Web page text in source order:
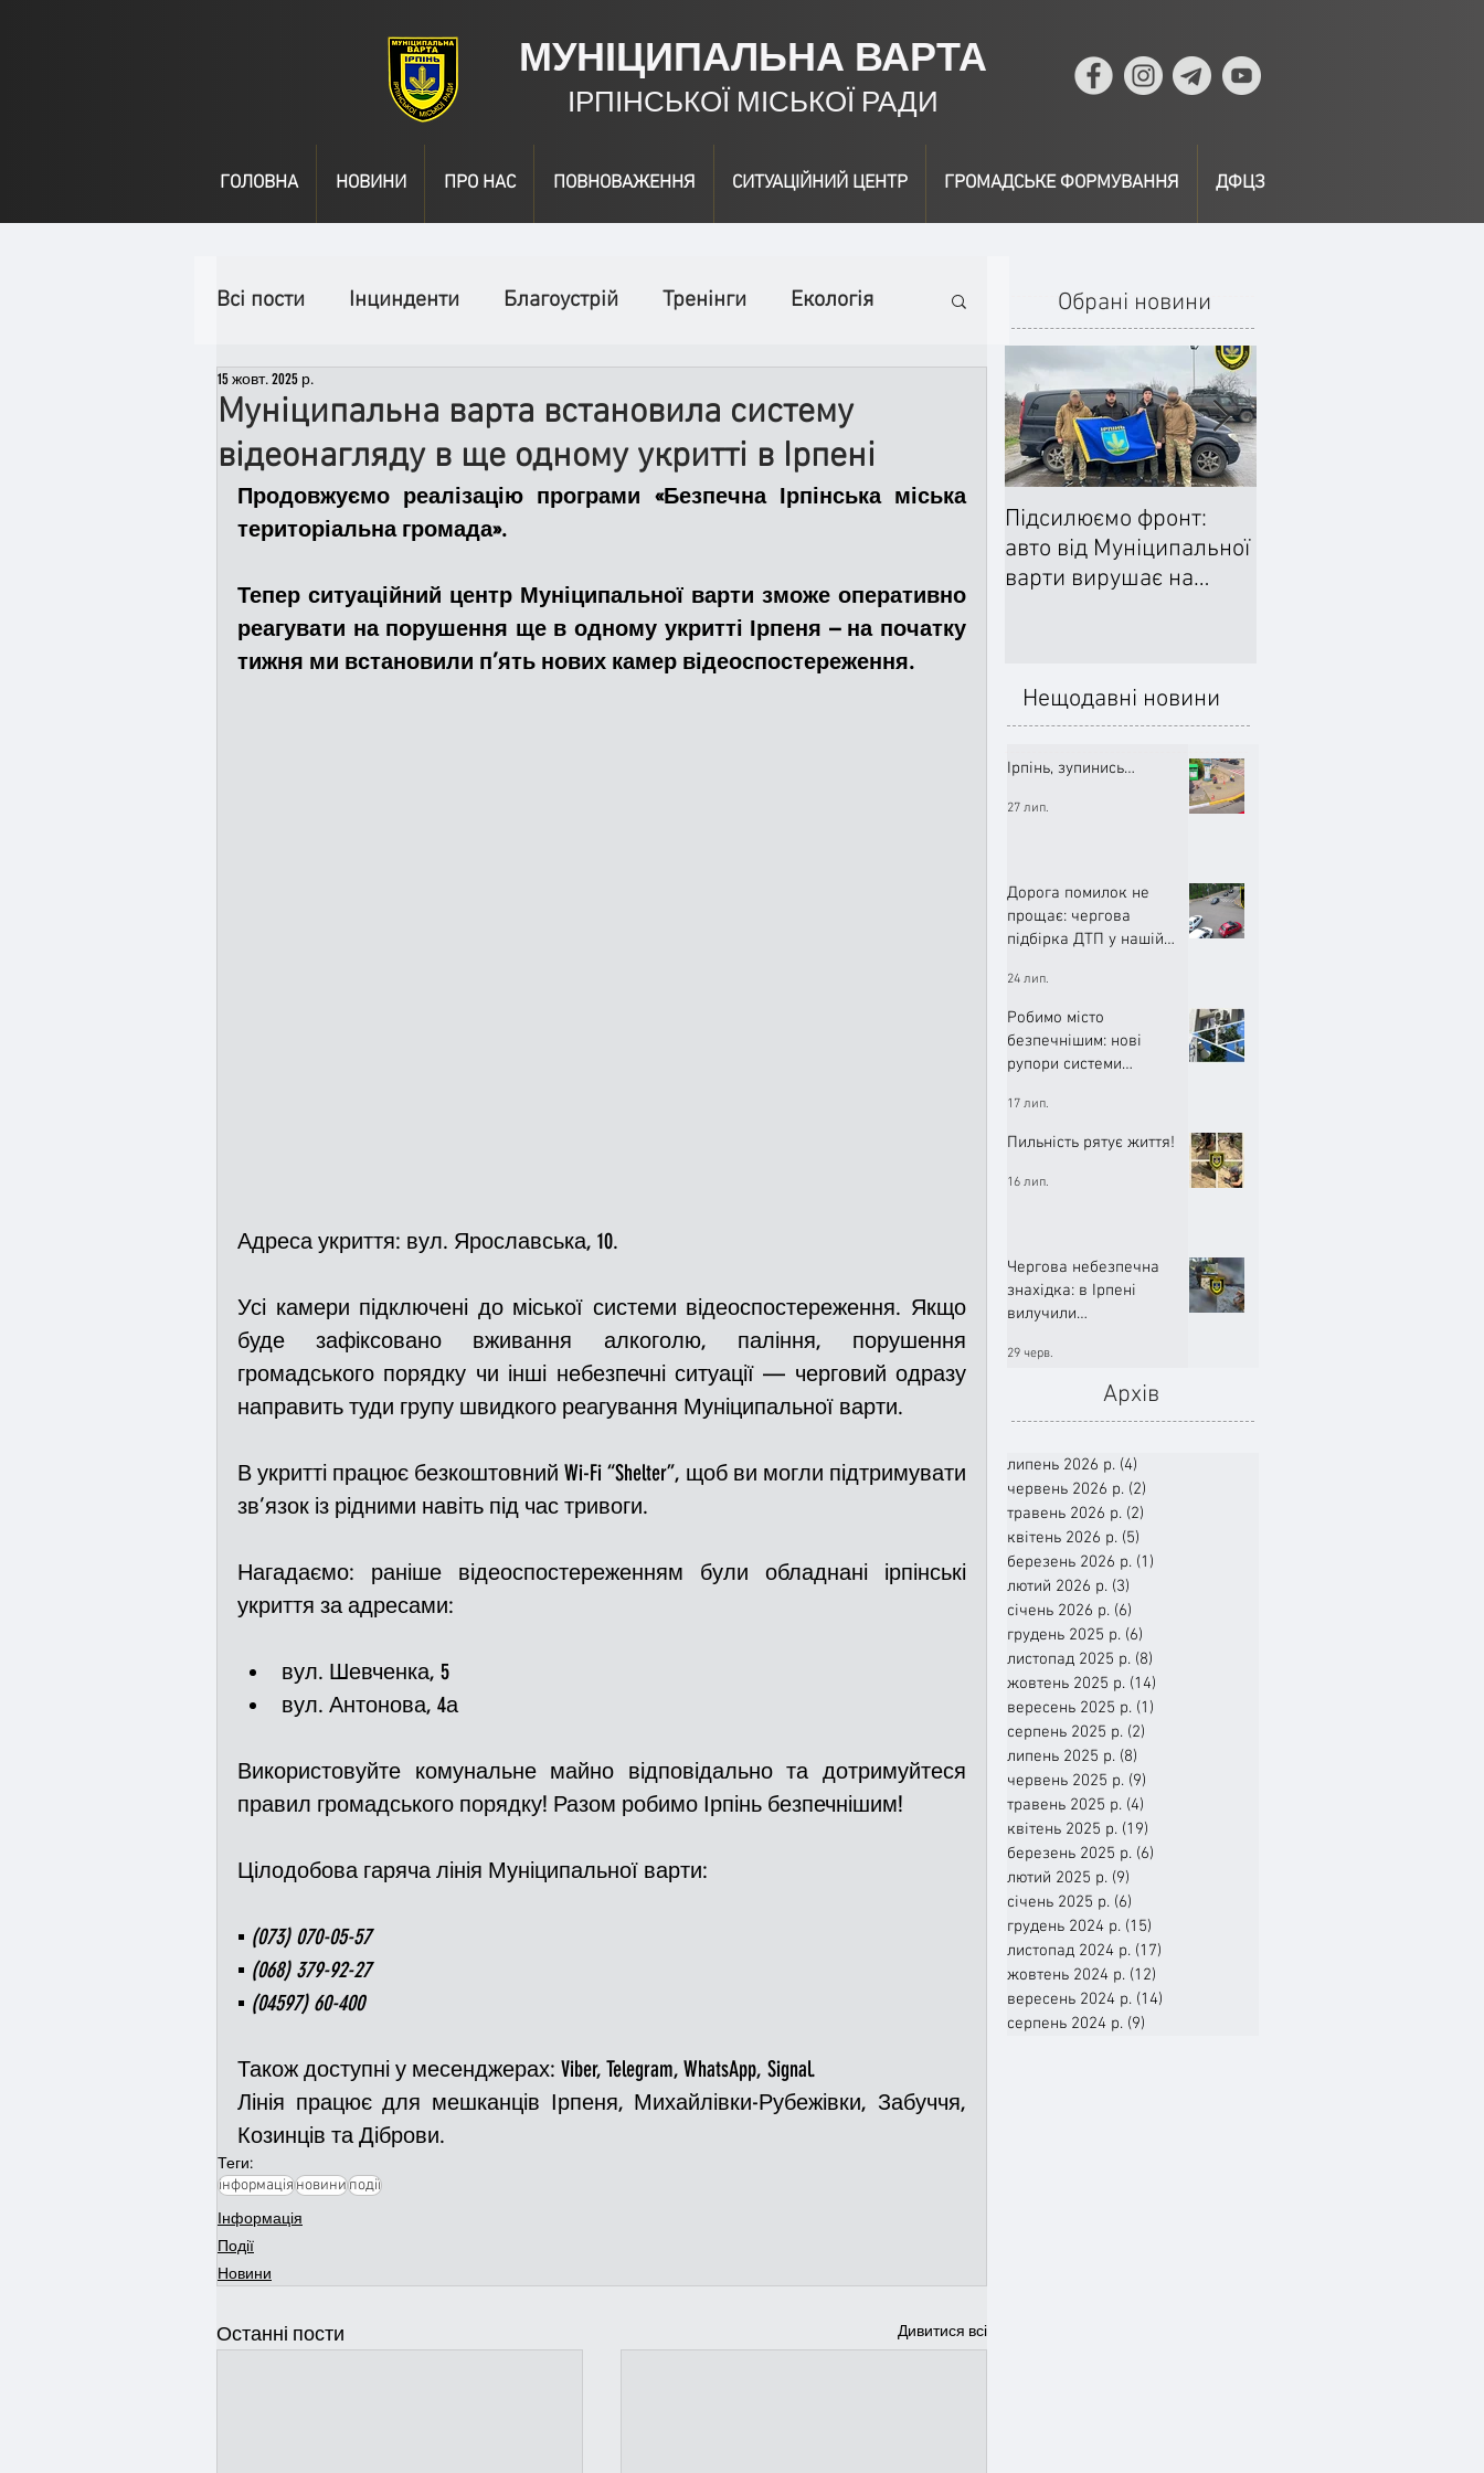
МУНІЦИПАЛЬНА ВАРТА
ІРПІНСЬКОЇ МІСЬКОЇ РАДИ
ГОЛОВНА НОВИНИ ПРО НАС ПОВНОВАЖЕННЯ СИТУАЦІЙНИЙ ЦЕНТР ГРОМАДСЬКЕ ФОРМУВАННЯ ДФЦЗ
Всі пости Інцинденти Благоустрій Тренінги Екологія
День народження
Спільні заходи Надзвичайні заходи Коронавірус
Адмінпротокол Свята Поліція Ситуаційний центр
Муніципальна варта встановила систему
відеонагляду в ще одному укритті в Ірпені
15 жовт. 2025 р.
Продовжуємо реалізацію програми «Безпечна Ірпінська міська
територіальна громада».
Тепер ситуаційний центр Муніципальної варти зможе оперативно
реагувати на порушення ще в одному укритті Ірпеня – на початку
тижня ми встановили п’ять нових камер відеоспостереження.
Адреса укриття: вул. Ярославська, 10.
Усі камери підключені до міської системи відеоспостереження. Якщо
буде зафіксовано вживання алкоголю, паління, порушення
громадського порядку чи інші небезпечні ситуації — черговий одразу
направить туди групу швидкого реагування Муніципальної варти.
В укритті працює безкоштовний Wi-Fi “Shelter”, щоб ви могли підтримувати
зв’язок із рідними навіть під час тривоги.
Нагадаємо: раніше відеоспостереженням були обладнані ірпінські
укриття за адресами:
вул. Шевченка, 5
вул. Антонова, 4а
Використовуйте комунальне майно відповідально та дотримуйтеся
правил громадського порядку! Разом робимо Ірпінь безпечнішим!
Цілодобова гаряча лінія Муніципальної варти:
▪️ (073) 070-05-57
▪️ (068) 379-92-27
▪️ (04597) 60-400
Також доступні у месенджерах: Viber, Telegram, WhatsApp, Signal.
Лінія працює для мешканців Ірпеня, Михайлівки-Рубежівки, Забуччя,
Козинців та Діброви.
Теги:
інформаціяновиниподії
Інформація
Події
Новини
Останні пости Дивитися всі
Обрані новини
Підсилюємо фронт:
авто від Муніципальної
варти вирушає на
Нещодавні новини
Ірпінь, зупинись…
27 лип.
Дорога помилок не
прощає: чергова
підбірка ДТП у нашій
24 лип.
Робимо місто
безпечнішим: нові
рупори системи
працюють!
17 лип.
Пильність рятує життя!
16 лип.
Чергова небезпечна
знахідка: в Ірпені
вилучили
29 черв.
Архів
липень 2026 р. (4)
червень 2026 р. (2)
травень 2026 р. (2)
квітень 2026 р. (5)
березень 2026 р. (1)
лютий 2026 р. (3)
січень 2026 р. (6)
грудень 2025 р. (6)
листопад 2025 р. (8)
жовтень 2025 р. (14)
вересень 2025 р. (1)
серпень 2025 р. (2)
липень 2025 р. (8)
червень 2025 р. (9)
травень 2025 р. (4)
квітень 2025 р. (19)
березень 2025 р. (6)
лютий 2025 р. (9)
січень 2025 р. (6)
грудень 2024 р. (15)
листопад 2024 р. (17)
жовтень 2024 р. (12)
вересень 2024 р. (14)
серпень 2024 р. (9)